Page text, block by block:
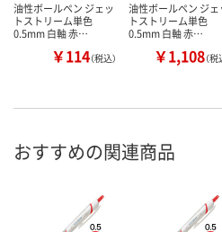
油性ボールペン ジェッ
トストリーム単色
0.5mm 白軸 赤…
￥114（税込）
油性ボールペン ジェ
トストリーム単色
0.5mm 白軸 赤…
￥1,108（税
おすすめの関連商品